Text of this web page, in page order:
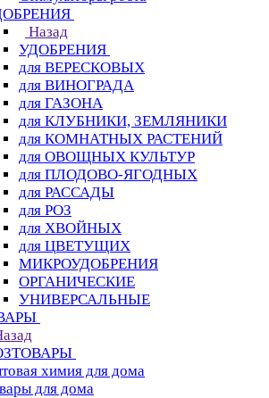
Назад
УДОБРЕНИЯ
для ВЕРЕСКОВЫХ
для ВИНОГРАДА
для ГАЗОНА
для КЛУБНИКИ, ЗЕМЛЯНИКИ
для КОМНАТНЫХ РАСТЕНИЙ
для ОВОЩНЫХ КУЛЬТУР
для ПЛОДОВО-ЯГОДНЫХ
для РАССАДЫ
для РОЗ
для ХВОЙНЫХ
для ЦВЕТУЩИХ
МИКРОУДОБРЕНИЯ
ОРГАНИЧЕСКИЕ
УНИВЕРСАЛЬНЫЕ
химия для дома
для дома